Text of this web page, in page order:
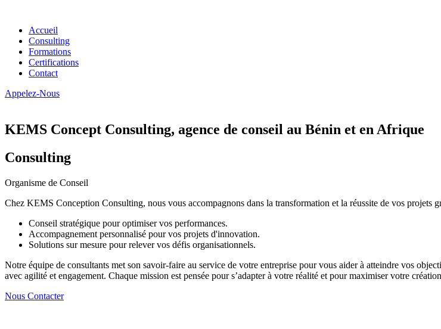
Accueil
Consulting
Formations
Certifications
Contact
Appelez-Nous
KEMS Concept Consulting, agence de conseil au Bénin et en Afrique
Consulting
Organisme de Conseil
Chez KEMS Conception Consulting, nous vous accompagnons dans la transformation et la réussite de vos projets
Conseil stratégique pour optimiser vos performances.
Accompagnement personnalisé pour vos projets d'innovation.
Solutions sur mesure pour relever vos défis organisationnels.
Notre équipe de consultants met son savoir-faire au service de votre entreprise pour vous aider à atteindre vos
avec agilité et engagement. Chaque mission est pensée pour s’adapter à votre réalité et pour maximiser votre
Nous Contacter